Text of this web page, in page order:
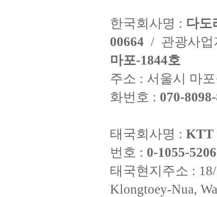
한국회사명 : 다도
00664 / 관광사
마포-1844호
주소 : 서울시 마
화번호 : 070-
태국회사명 : KTT
번호 : 0-1055-
태국현지주소 :
Klongtoey-Nua,